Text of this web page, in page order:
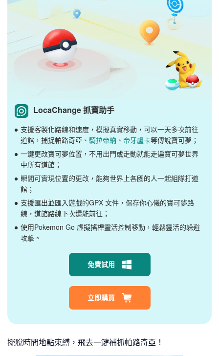
LocaChange 抓寶助手
支援客製化路線和速度，模擬真實移動，可以一天多次前往
道館，捕捉帕路奇亞、 騎拉帝納 、 帝牙盧卡等傳說寶可夢；
一鍵更改寶可夢位置，不用出門或走動就能走遍寶可夢世界
中所有道館；
瞬間可實現位置的更改，能夠世界上各國的人一起組隊打道
館；
支援匯出並匯入遊戲的GPX 文件，保存你心儀的寶可夢路
線，道館路線下次還能前往；
使用Pokemon Go 虛擬搖桿靈活控制移動，輕鬆靈活的躲避
攻擊。
免費試用
立即購買
擺脫時間地點束縛，飛去一鍵補抓帕路奇亞！